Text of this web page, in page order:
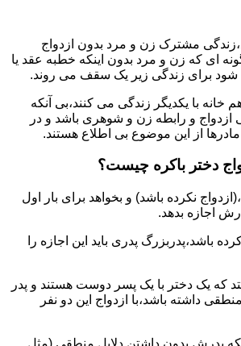
مشترک زن و مرد بدون ازدواج
ای که زن و مرد بدون اینکه خطبه عقد یا
شود برای زندگی زیر یک سقف می روند.
خانه با یکدیگر زندگی می کنند،بی آنکه
ازدواج و رابطه زن و شوهری باشد و در
از این موضوع بی اطلاع هستند.
دختر باکره چیست؟
نکرده باشد) و بخواهد برای بار اول
اجازه بدهد.
باشد،پدربزرگ پدری باید این اجازه را
که یک دختر با یک پسر دوست هستند و پدر
داشته باشد،با ازدواج این دو نفر
پدرش بدون داشتن دلایل منطقی (مثل